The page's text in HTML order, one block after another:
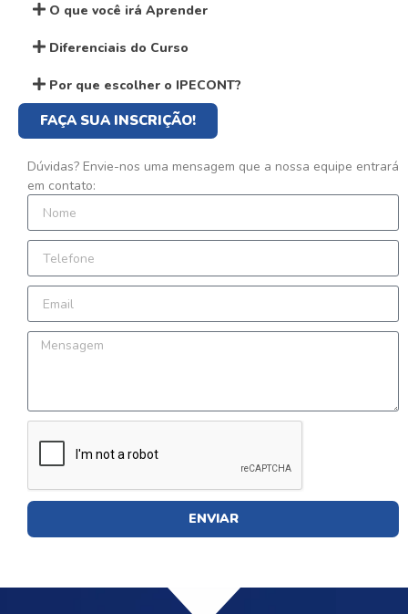
O que você irá Aprender
Diferenciais do Curso
Por que escolher o IPECONT?
FAÇA SUA INSCRIÇÃO!
Dúvidas? Envie-nos uma mensagem que a nossa equipe entrará
em contato:
ENVIAR